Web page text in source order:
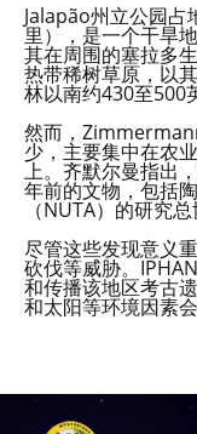
Jalapão州立公园
里），是一个干旱
其在周围的塞拉多
热带稀树草原，以
林以南约430至500
然而，
少，主要集中在农
上。齐默尔曼指出
年前的文物，包括
（NUTA）的研究总
尽管这些发现意义
砍伐等威胁。
和传播该地区考古
和太阳等环境因素